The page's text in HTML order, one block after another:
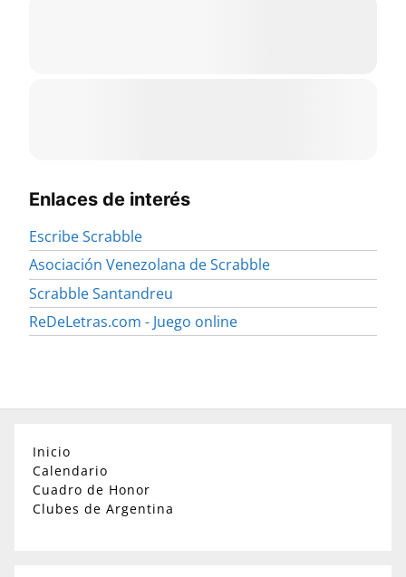
Enlaces de interés
Escribe Scrabble
Asociación Venezolana de Scrabble
Scrabble Santandreu
ReDeLetras.com - Juego online
Inicio
Calendario
Cuadro de Honor
Clubes de Argentina